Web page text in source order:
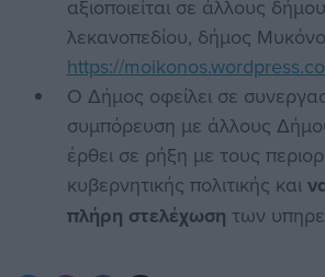
αξιοποιείται σε άλλους
λεκανοπεδίου, δήμος
https://
Ο Δήμος οφείλει σε
συμπόρευση με άλλους
έρθει σε ρήξη με τους
κυβερνητικής πολιτικής και
πλήρη στελέχωση των